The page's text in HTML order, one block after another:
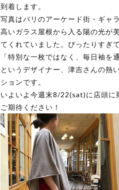
到着します。
写真はパリのアーケード街・ギャ
高いガラス屋根から入る陽の光が
てくれていました。ぴったりすぎ
「特別な一枚ではなく、毎日袖を
というデザイナー、津吉さんの熱
ションです。
いよいよ今週末8/22(sat)に店頭に
ご期待ください！